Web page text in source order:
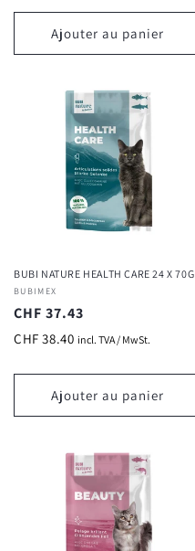
Ajouter au panier
BUBI NATURE HEALTH CARE 24 X 70G
Fournisseur :
BUBIMEX
Prix
habituel
CHF 37.43
CHF 38.40 incl. TVA / MwSt.
Ajouter au panier